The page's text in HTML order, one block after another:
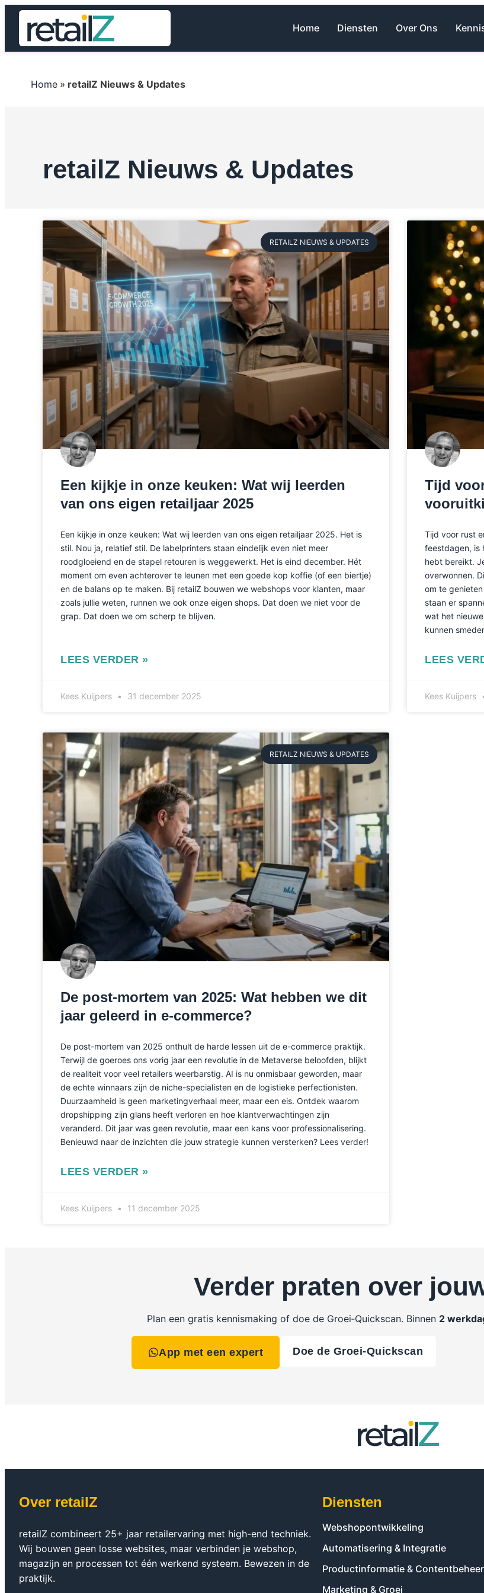
Home Diensten Over Ons
Home » retailZ Nieuws & Updates
retailZ Nieuws & Updates
RETAILZ NIEUWS & UPDATES
Een kijkje in onze keuken: Wat wij leerden
van ons eigen retailjaar 2025
Een kijkje in onze keuken: Wat wij leerden van ons eigen retailjaar 2025. Het is
stil. Nou ja, relatief stil. De labelprinters staan eindelijk even niet meer
roodgloeiend en de stapel retouren is weggewerkt. Het is eind december. Hét
moment om even achterover te leunen met een goede kop koffie (of een biertje)
en de balans op te maken. Bij retailZ bouwen we webshops voor klanten, maar
zoals jullie weten, runnen we ook onze eigen shops. Dat doen we niet voor de
grap. Dat doen we om scherp te blijven.
LEES VERDER »
Kees Kuijpers 31 december 2025
Tijd
Tijd voor rust
feestdagen, is
hebt bereikt.
overwonnen.
om te
staan er
wat het
kunnen
LEES
Kees Kuijpers
RETAILZ NIEUWS & UPDATES
De post-mortem van 2025: Wat hebben we dit
jaar geleerd in e-commerce?
De post-mortem van 2025 onthult de harde lessen uit de e-commerce praktijk.
Terwijl de goeroes ons vorig jaar een revolutie in de Metaverse beloofden, blijkt
de realiteit voor veel retailers weerbarstig. AI is nu onmisbaar geworden, maar
de echte winnaars zijn de niche-specialisten en de logistieke perfectionisten.
Duurzaamheid is geen marketingverhaal meer, maar een eis. Ontdek waarom
dropshipping zijn glans heeft verloren en hoe klantverwachtingen zijn
veranderd. Dit jaar was geen revolutie, maar een kans voor professionalisering.
Benieuwd naar de inzichten die jouw strategie kunnen versterken? Lees verder!
LEES VERDER »
Kees Kuijpers 11 december 2025
Verder praten over
Plan een gratis kennismaking of doe de Groei‑Quickscan. Binnen 2
App met een expert Doe de Groei‑Quickscan
Over retailZ
retailZ combineert 25+ jaar retailervaring met high-end techniek.
Wij bouwen geen losse websites, maar verbinden je webshop,
magazijn en processen tot één werkend systeem. Bewezen in de
praktijk.
Diensten
Webshopontwikkeling
Automatisering & Integratie
Productinformatie & Contentbeheer
Marketing & Groei